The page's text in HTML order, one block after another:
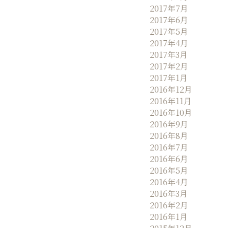
2017年7月
2017年6月
2017年5月
2017年4月
2017年3月
2017年2月
2017年1月
2016年12月
2016年11月
2016年10月
2016年9月
2016年8月
2016年7月
2016年6月
2016年5月
2016年4月
2016年3月
2016年2月
2016年1月